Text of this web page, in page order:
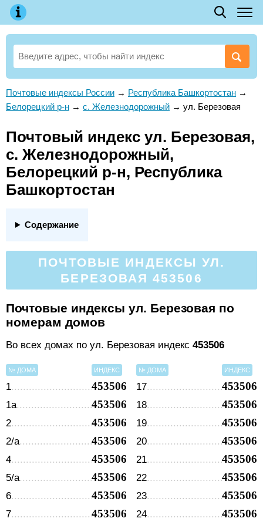
Почтовые индексы России → Республика Башкортостан →
Белорецкий р-н → с. Железнодорожный → ул. Березовая
Почтовый индекс ул. Березовая,
с. Железнодорожный,
Белорецкий р-н, Республика
Башкортостан
Содержание
ПОЧТОВЫЕ ИНДЕКСЫ УЛ.
БЕРЕЗОВАЯ 453506
Почтовые индексы ул. Березовая по
номерам домов
Во всех домах по ул. Березовая индекс 453506
№ ДОМА ИНДЕКС
1 453506
1а 453506
2 453506
2/а 453506
4 453506
5/а 453506
6 453506
7 453506
№ ДОМА ИНДЕКС
17 453506
18 453506
19 453506
20 453506
21 453506
22 453506
23 453506
24 453506